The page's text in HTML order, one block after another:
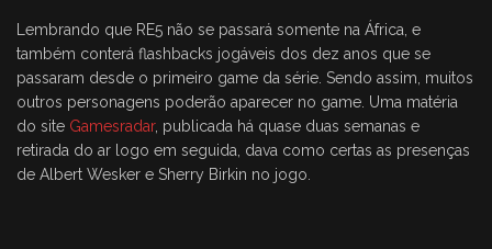
Lembrando que RE5 não se passará somente na África, e
também conterá flashbacks jogáveis dos dez anos que se
passaram desde o primeiro game da série. Sendo assim, muitos
outros personagens poderão aparecer no game. Uma matéria
do site Gamesradar, publicada há quase duas semanas e
retirada do ar logo em seguida, dava como certas as presenças
de Albert Wesker e Sherry Birkin no jogo.